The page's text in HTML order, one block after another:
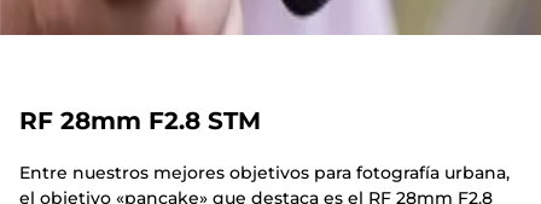
RF 28mm F2.8 STM
Entre nuestros mejores objetivos para fotografía urbana,
el objetivo «pancake» que destaca es el RF 28mm F2.8